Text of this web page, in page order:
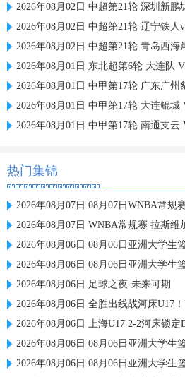
2026年08月02日 中超第21轮 深圳新
2026年08月02日 中超第21轮 辽宁铁人
2026年08月02日 中超第21轮 青岛西
2026年08月01日 东北超第6轮 大连队
2026年08月01日 中甲第17轮 广东广
2026年08月01日 中甲第17轮 大连鲲
2026年08月01日 中甲第17轮 南通支
热门集锦
2026年08月07日 08月07日WNBA常规赛 洛杉矶
2026年08月07日 WNBA常规赛 拉斯维加斯王
2026年08月06日 08月06日亚洲大学生篮球联赛8强
2026年08月06日 08月06日亚洲大学生篮球联赛8强
2026年08月06日 足球之夜-未来可期
2026年08月06日 全胜出线战河床U17！U17国足2-1
2026年08月06日 上海U17 2-2河床锁定B组第1 吕
2026年08月06日 08月06日亚洲大学生篮球联赛8强
2026年08月06日 08月06日亚洲大学生篮球联赛8